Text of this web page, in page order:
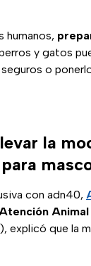
humanos,
y gatos
o
la
con adn40,
Animal
explicó que la